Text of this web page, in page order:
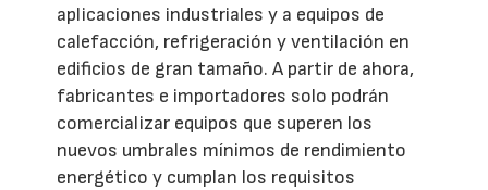
aplicaciones industriales y a equipos de
calefacción, refrigeración y ventilación en
edificios de gran tamaño. A partir de ahora,
fabricantes e importadores solo podrán
comercializar equipos que superen los
nuevos umbrales mínimos de rendimiento
energético y cumplan los requisitos